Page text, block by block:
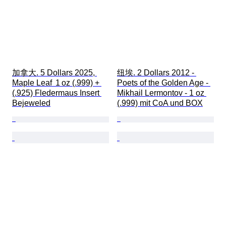
加拿大. 5 Dollars 2025,
Maple Leaf  1 oz (.999) +
(.925) Fledermaus Insert
Bejeweled
纽埃. 2 Dollars 2012 -
Poets of the Golden Age -
Mikhail Lermontov - 1 oz
(.999) mit CoA und BOX